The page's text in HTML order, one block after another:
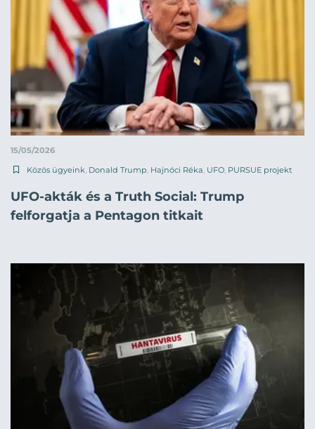
15/05/2026
Közös ügyeink Donald Trump Hajnóci Réka UFO PURSUE projekt
UFO-akták és a Truth Social: Trump
felforgatja a Pentagon titkait